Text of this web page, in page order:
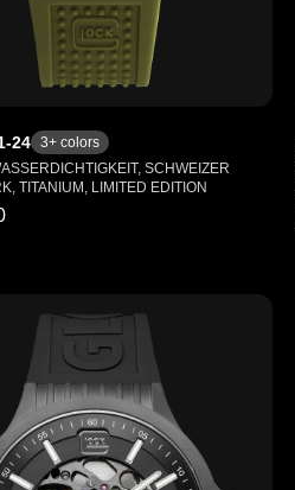
24 3+ colors
SCHWEIZER
TITANIUM, LIMITED EDITION